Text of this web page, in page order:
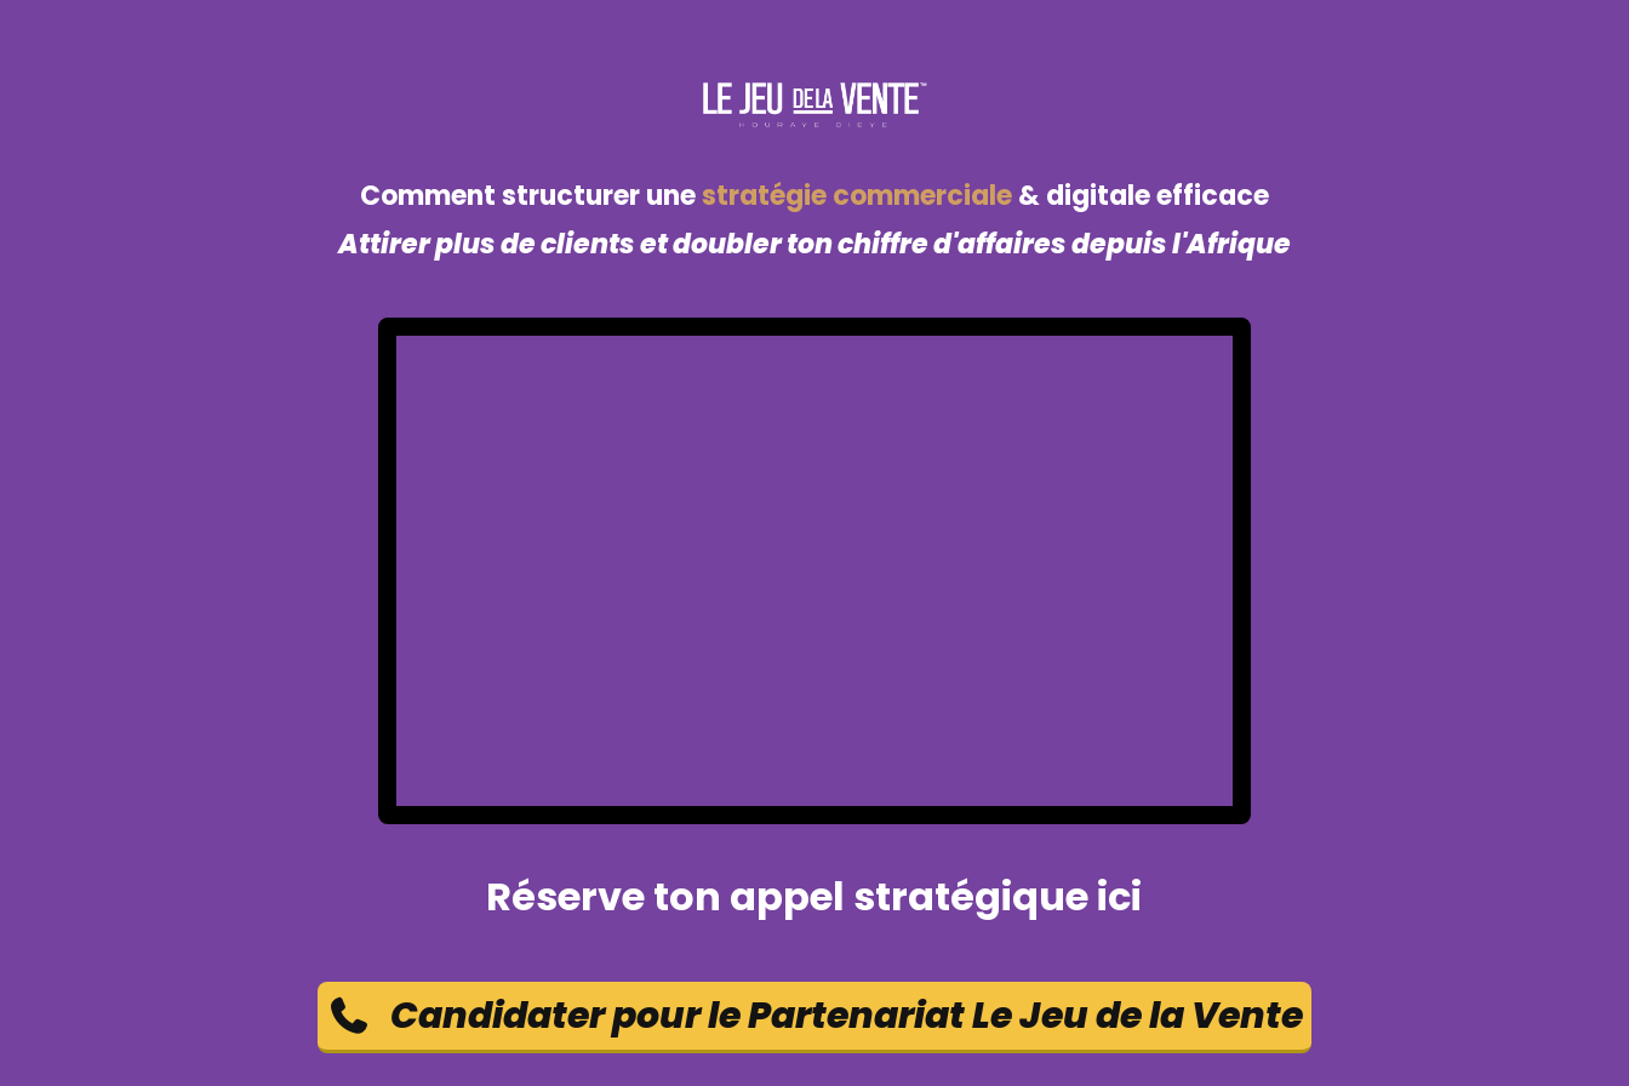
Comment structurer unestratégie commerciale& digitale efficace
Attirer plus de clients et doubler ton chiffre d'affaires depuis l'Afrique
Réserve ton appel stratégique ici
Candidater pour le Partenariat Le Jeu de la Vente